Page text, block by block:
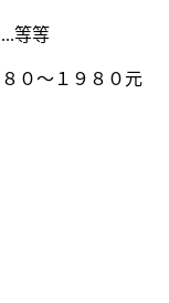
等等
０～１９８０元